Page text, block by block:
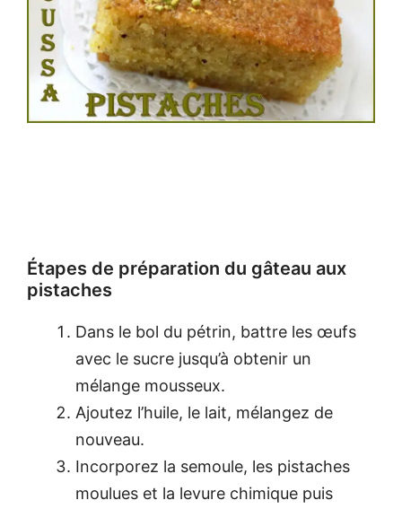
Étapes de préparation du gâteau aux
pistaches
Dans le bol du pétrin, battre les œufs
avec le sucre jusqu’à obtenir un
mélange mousseux.
Ajoutez l’huile, le lait, mélangez de
nouveau.
Incorporez la semoule, les pistaches
moulues et la levure chimique puis